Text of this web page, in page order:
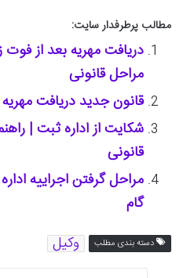
مطالب پرطرفدار سایت:
دریافت مهریه بعد از
مراحل قانونی
قانون جدید دریافت مهریه ۱۴۰۳: راهنمای جامع و کامل
شکایت از اداره ثبت |
قانونی
مراحل گرفتن اجراییه
گام
دسته بندی مطلب وکیل